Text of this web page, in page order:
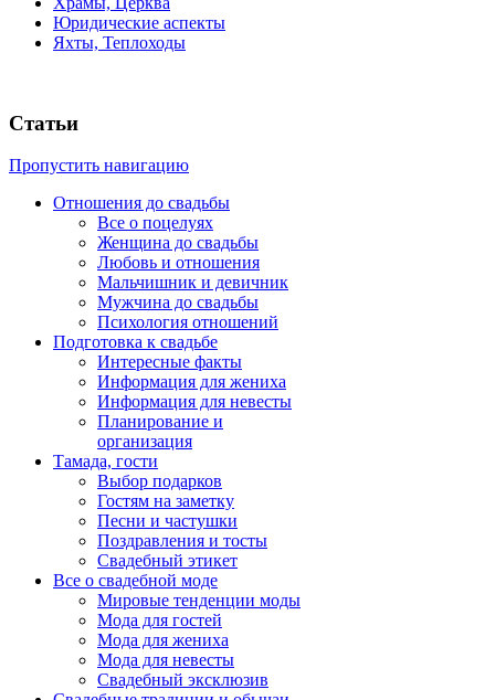
Юридические аспекты
Яхты, Теплоходы
Статьи
Пропустить навигацию
Отношения до свадьбы
Все о поцелуях
Женщина до свадьбы
Любовь и отношения
Мальчишник и девичник
Мужчина до свадьбы
Психология отношений
Подготовка к свадьбе
Интересные факты
Информация для жениха
Информация для невесты
Планирование и
организация
Тамада, гости
Выбор подарков
Гостям на заметку
Песни и частушки
Поздравления и тосты
Свадебный этикет
Все о свадебной моде
Мировые тенденции моды
Мода для гостей
Мода для жениха
Мода для невесты
Свадебный эксклюзив